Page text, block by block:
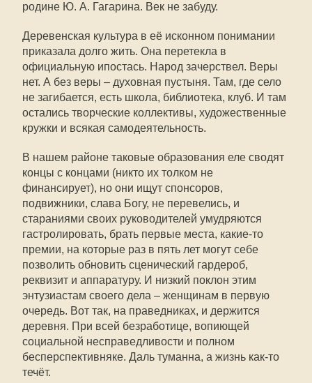
родине Ю. А. Гагарина. Век не забуду.
Деревенская культура в её исконном понимании
приказала долго жить. Она перетекла в
официальную ипостась. Народ зачерствел. Веры
нет. А без веры – духовная пустыня. Там, где село
не загибается, есть школа, библиотека, клуб. И там
остались творческие коллективы, художественные
кружки и всякая самодеятельность.
В нашем районе таковые образования еле сводят
концы с концами (никто их толком не
финансирует), но они ищут спонсоров,
подвижники, слава Богу, не перевелись, и
стараниями своих руководителей умудряются
гастролировать, брать первые места, какие-то
премии, на которые раз в пять лет могут себе
позволить обновить сценический гардероб,
реквизит и аппаратуру. И низкий поклон этим
энтузиастам своего дела – женщинам в первую
очередь. Вот так, на праведниках, и держится
деревня. При всей безработице, вопиющей
социальной несправедливости и полном
бесперспективняке. Даль туманна, а жизнь как-то
течёт.